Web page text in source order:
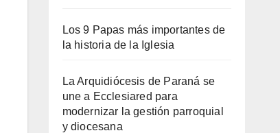
Los 9 Papas más importantes de
la historia de la Iglesia
La Arquidiócesis de Paraná se
une a Ecclesiared para
modernizar la gestión parroquial
y diocesana